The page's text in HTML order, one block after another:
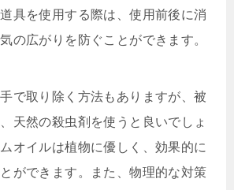
具を使用する際は、使用前後に消
の広がりを防ぐことができます。
で取り除く方法もありますが、被
天然の殺虫剤を使うと良いでしょ
オイルは植物に優しく、効果的に
ができます。また、物理的な対策